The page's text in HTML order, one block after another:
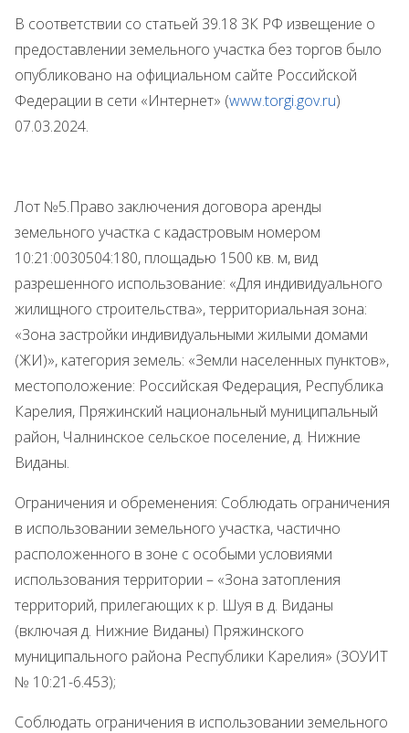
В соответствии со статьей 39.18 ЗК РФ извещение о
предоставлении земельного участка без торгов было
опубликовано на официальном сайте Российской
Федерации в сети «Интернет» (www.torgi.gov.ru)
07.03.2024.
Лот №5.Право заключения договора аренды
земельного участка с кадастровым номером
10:21:0030504:180, площадью 1500 кв. м, вид
разрешенного использование: «Для индивидуального
жилищного строительства», территориальная зона:
«Зона застройки индивидуальными жилыми домами
(ЖИ)», категория земель: «Земли населенных пунктов»,
местоположение: Российская Федерация, Республика
Карелия, Пряжинский национальный муниципальный
район, Чалнинское сельское поселение, д. Нижние
Виданы.
Ограничения и обременения: Соблюдать ограничения
в использовании земельного участка, частично
расположенного в зоне с особыми условиями
использования территории – «Зона затопления
территорий, прилегающих к р. Шуя в д. Виданы
(включая д. Нижние Виданы) Пряжинского
муниципального района Республики Карелия» (ЗОУИТ
№ 10:21-6.453);
Соблюдать ограничения в использовании земельного